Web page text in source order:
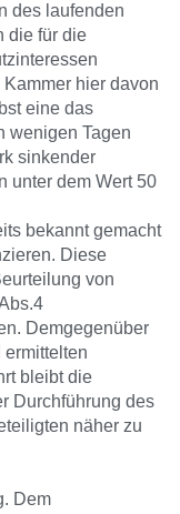
des laufenden
die für die
hier davon
eine das
wenigen Tagen
sinkender
unter dem Wert 50
bekannt gemacht
Diese
von
Demgegenüber
ermittelten
bleibt die
Durchführung des
näher zu
Dem